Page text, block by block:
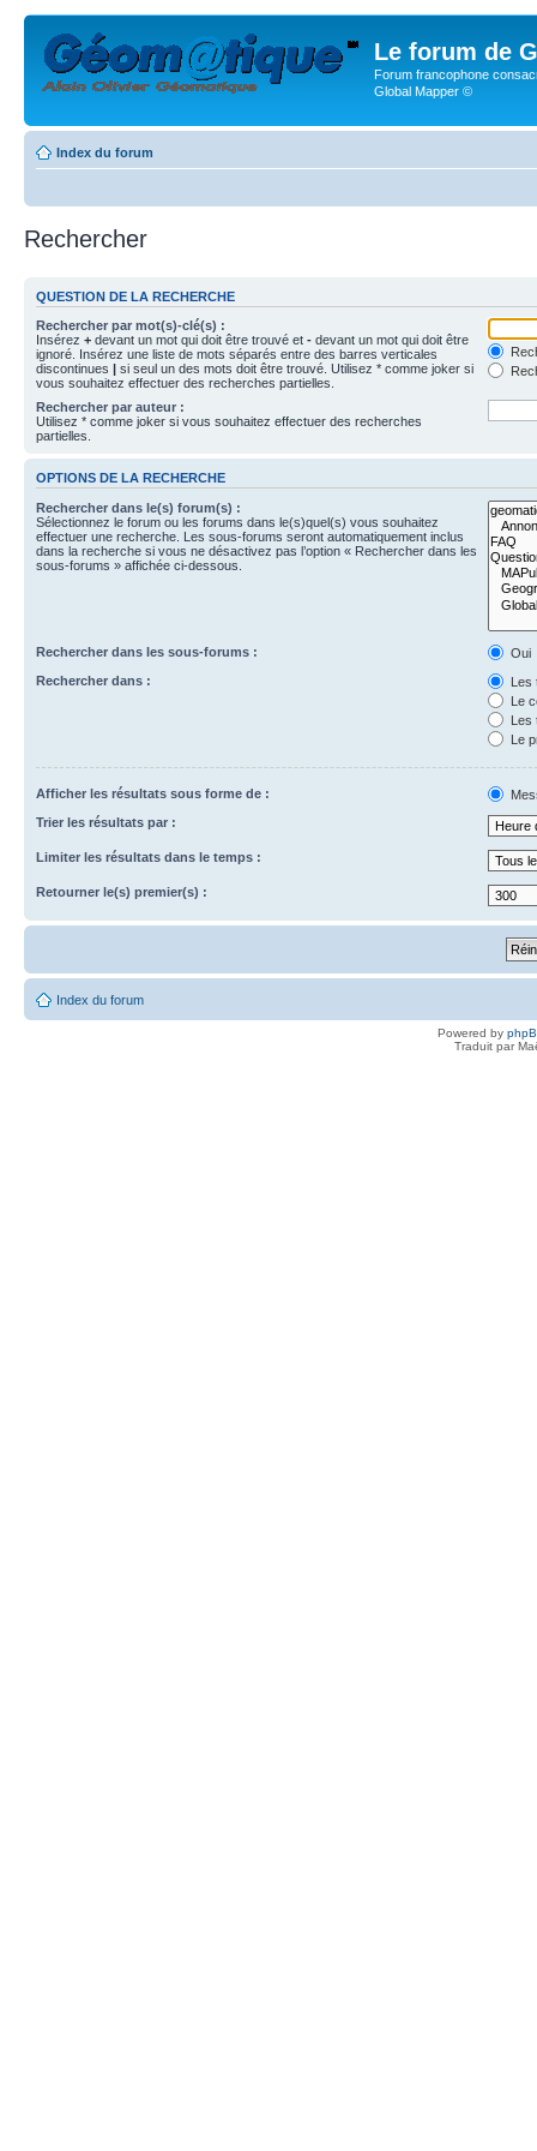
Le forum de
Forum francophone
Global Mapper ©
Index du forum
Rechercher
QUESTION DE LA RECHERCHE
Rechercher par mot(s)-clé(s) :
Insérez + devant un mot qui doit être trouvé et - devant un mot qui doit être
ignoré. Insérez une liste de mots séparés entre des barres verticales
discontinues | si seul un des mots doit être trouvé. Utilisez * comme joker si
vous souhaitez effectuer des recherches partielles.
Rechercher par auteur :
Utilisez * comme joker si vous souhaitez effectuer des recherches
partielles.
OPTIONS DE LA RECHERCHE
Rechercher dans le(s) forum(s) :
Sélectionnez le forum ou les forums dans le(s)quel(s) vous souhaitez
effectuer une recherche. Les sous-forums seront automatiquement inclus
dans la recherche si vous ne désactivez pas l’option « Rechercher dans les
sous-forums » affichée ci-dessous.
Rechercher dans les sous-forums :
Oui
Rechercher dans :
Les
Le
Les
Le
Afficher les résultats sous forme de :
Trier les résultats par :
Limiter les résultats dans le temps :
Retourner le(s) premier(s) :
Index du forum
Powered by
Traduit par